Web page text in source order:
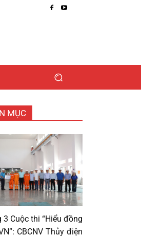
MỤC
Cuộc thi “Hiểu đồng
CBCNV Thủy điện